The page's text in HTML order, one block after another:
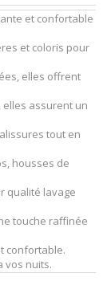
et confortable
et coloris pour
elles offrent
elles assurent un
tout en
housses de
qualité lavage
touche raffinée
confortable.
vos nuits.